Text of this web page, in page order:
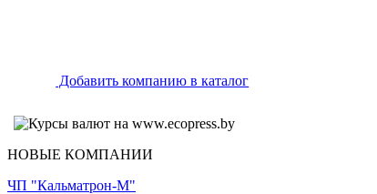
Добавить компанию в каталог
НОВЫЕ КОМПАНИИ
ЧП "Кальматрон-М"